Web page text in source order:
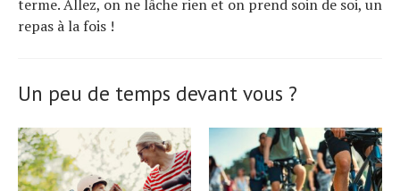
terme. Allez, on ne lâche rien et on prend soin de soi, un
repas à la fois !
Un peu de temps devant vous ?